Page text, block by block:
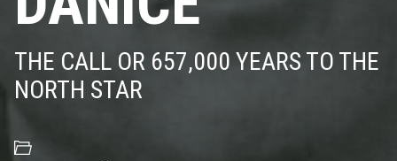
THE CALL OR 657,000 YEARS TO THE
NORTH STAR